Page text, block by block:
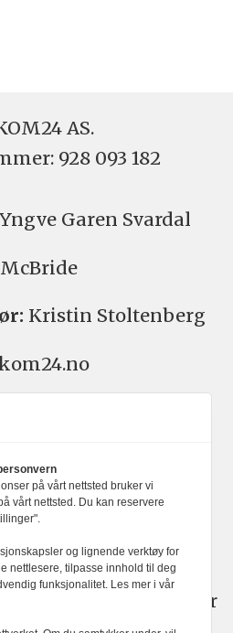
AS.
928 093 182
Yngve Garen Svardal
Kristin Stoltenberg
Vær Varsom-
god presseskikk. Her
på vårt nettsted bruker vi
vårt nettsted. Du kan reservere
og lignende verktøy for
nettlesere, tilpasse innhold til deg
funksjonalitet. Les mer i vår